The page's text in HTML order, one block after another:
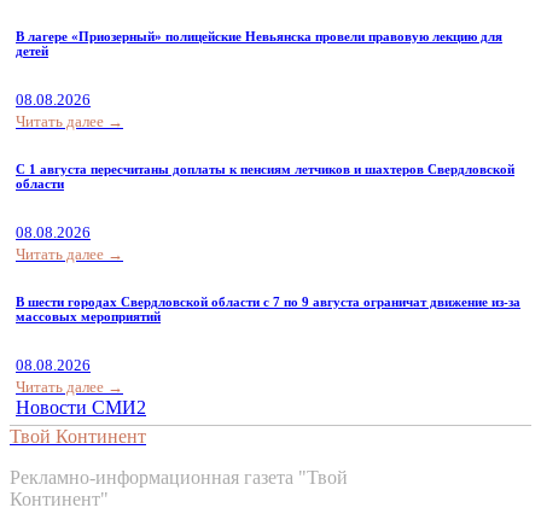
В лагере «Приозерный» полицейские Невьянска провели правовую лекцию для
детей
08.08.2026
Читать далее →
С 1 августа пересчитаны доплаты к пенсиям летчиков и шахтеров Свердловской
области
08.08.2026
Читать далее →
В шести городах Свердловской области с 7 по 9 августа ограничат движение из-за
массовых мероприятий
08.08.2026
Читать далее →
Новости СМИ2
Твой Континент
Рекламно-информационная газета "Твой
Континент"